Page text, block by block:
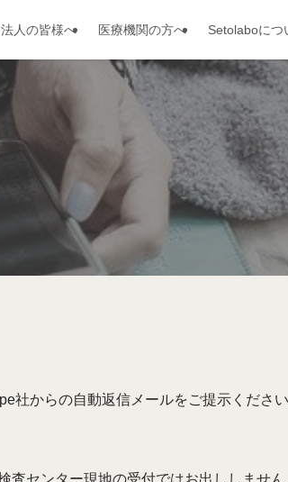
法人の皆様へ 医療機関の方へ Setolaboにつ
社からの自動返信メールをご提示くださ
査センター現地の受付ではお出ししませ